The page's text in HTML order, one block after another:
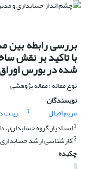
بررسی رابطه بین
با تاکید بر نقش
شده در بورس اوراق
نوع مقاله : مقاله پژوهشی
نویسندگان
مریم اقبال
1 زینب
1استادیار گروه حسابداری،
2کارشناسی ارشد
چکیده